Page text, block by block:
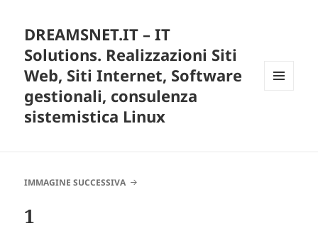
DREAMSNET.IT – IT
Solutions. Realizzazioni Siti
Web, Siti Internet, Software
gestionali, consulenza
sistemistica Linux
IMMAGINE SUCCESSIVA
1